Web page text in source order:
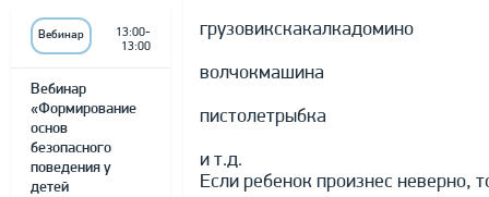
Вебинар
13:00-
13:00
Вебинар
«Формирование
основ
безопасного
поведения у
детей
грузовикскакалкадомино
волчокмашина
пистолетрыбка
и т.д.
Если ребенок произнес неверно,